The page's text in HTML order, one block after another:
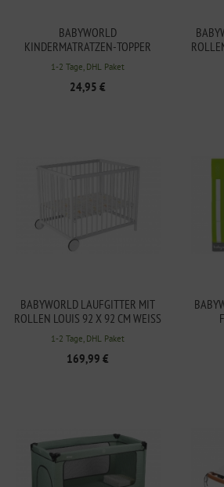
BABYWORLD
KINDERMATRATZEN-TOPPER
120X60CM
1-2 Tage, DHL Paket
24,95 €
BABYWORLD LAUFGITTER MIT
ROLLEN LOUIS 92 X 92 CM WEISS
1-2 Tage, DHL Paket
169,99 €